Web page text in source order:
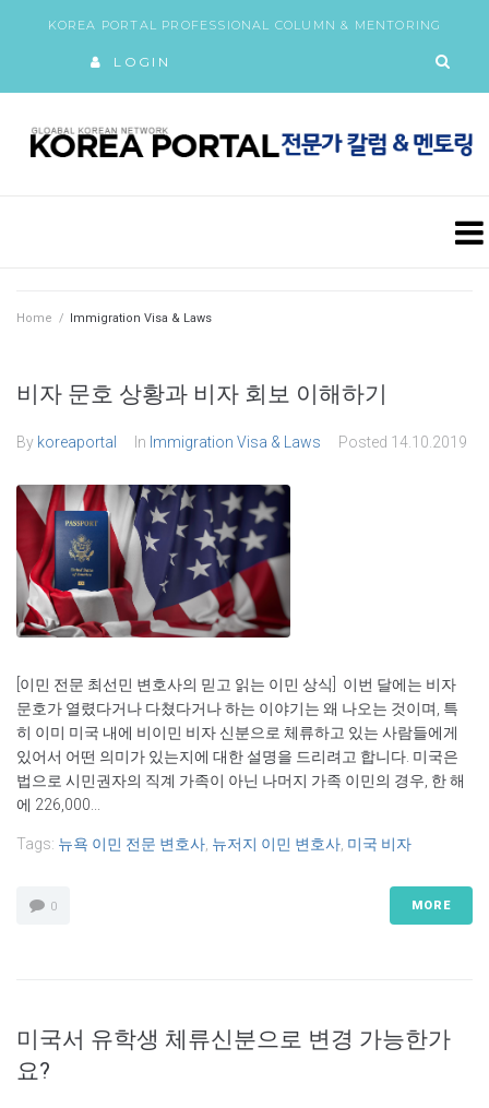
KOREA PORTAL PROFESSIONAL COLUMN & MENTORING
LOGIN
Home / Immigration Visa & Laws
비자 문호 상황과 비자 회보 이해하기
By koreaportal In Immigration Visa & Laws Posted 14.10.2019
[이민 전문 최선민 변호사의 믿고 읽는 이민 상식] 이번 달에는 비자
문호가 열렸다거나 다쳤다거나 하는 이야기는 왜 나오는 것이며, 특
히 이미 미국 내에 비이민 비자 신분으로 체류하고 있는 사람들에게
있어서 어떤 의미가 있는지에 대한 설명을 드리려고 합니다. 미국은
법으로 시민권자의 직계 가족이 아닌 나머지 가족 이민의 경우, 한 해
에 226,000...
Tags: 뉴욕 이민 전문 변호사 뉴저지 이민 변호사 미국 비자
0 MORE
미국서 유학생 체류신분으로 변경 가능한가
요?